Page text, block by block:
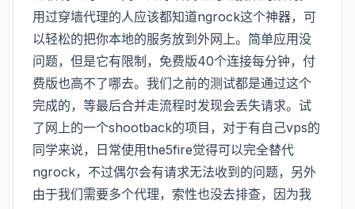
用过穿墙代理的人应该都知道ngrock这个神器，可
以轻松的把你本地的服务放到外网上。简单应用没
问题，但是它有限制，免费版40个连接每分钟，付
费版也高不了哪去。我们之前的测试都是通过这个
完成的，等最后合并走流程时发现会丢失请求。试
了网上的一个shootback的项目，对于有自己vps的
同学来说，日常使用the5fire觉得可以完全替代
ngrock，不过偶尔会有请求无法收到的问题，另外
由于我们需要多个代理，索性也没去排查，因为我